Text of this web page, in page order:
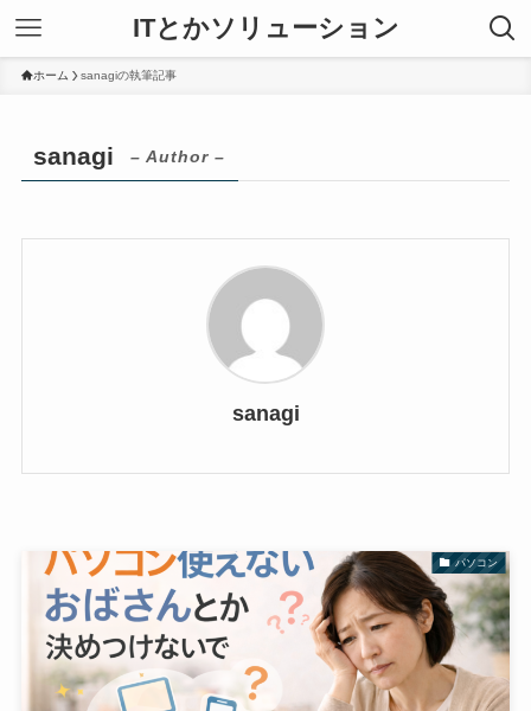
ITとかソリューション
ホーム sanagiの執筆記事
sanagi – Author –
sanagi
パソコン